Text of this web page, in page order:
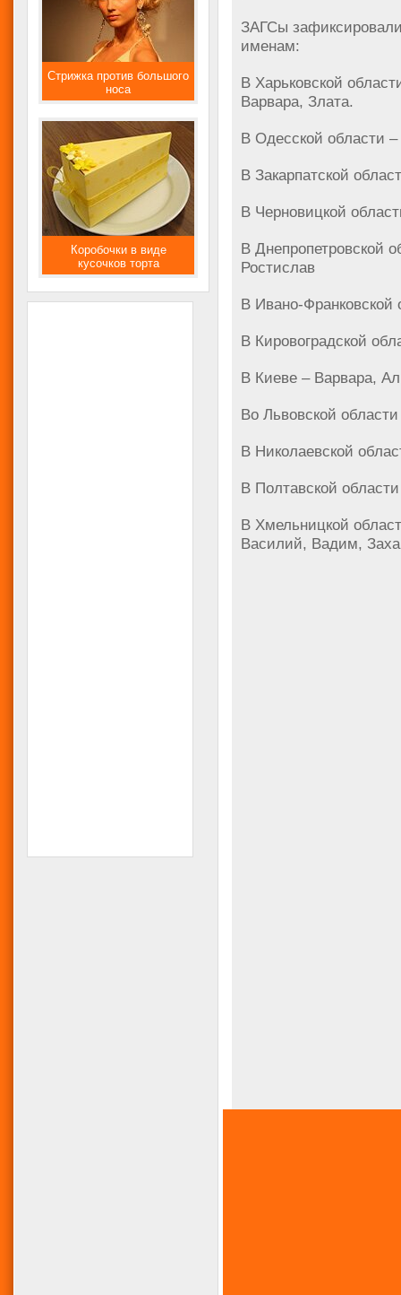
ЗАГСы
именам:
В Харьковской
Варвара, Злата.
В Одесской области
В Закарпатской
В Черновицкой
В Днепропетровской
Ростислав
В Ивано-
В Кировоградской
В Киеве – Варвара,
Во Львовской
В Николаевской
В Полтавской
В Хмельницкой
Василий, Вадим,
Стрижка против большого
носа
Коробочки в виде
кусочков торта